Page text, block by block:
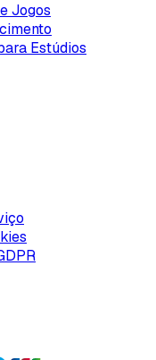
Jogos
Estúdios